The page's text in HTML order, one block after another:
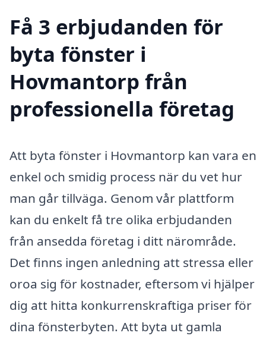
Få 3 erbjudanden för
byta fönster i
Hovmantorp från
professionella företag
Att byta fönster i Hovmantorp kan vara en
enkel och smidig process när du vet hur
man går tillväga. Genom vår plattform
kan du enkelt få tre olika erbjudanden
från ansedda företag i ditt närområde.
Det finns ingen anledning att stressa eller
oroa sig för kostnader, eftersom vi hjälper
dig att hitta konkurrenskraftiga priser för
dina fönsterbyten. Att byta ut gamla